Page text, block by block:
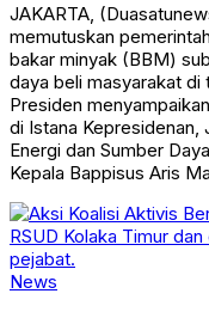
JAKARTA,
memutuskan
bakar minyak (BBM)
daya beli masyarakat di
Presiden
di Istana
Energi dan Sumber
Kepala Bappisus Aris
News